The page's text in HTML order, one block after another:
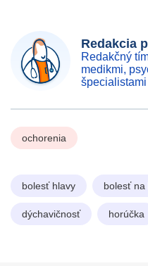
Redakcia
Redakčný
medikmi,
ochorenia
bolesť hlavy bolesť na
dýchavičnosť horúčka